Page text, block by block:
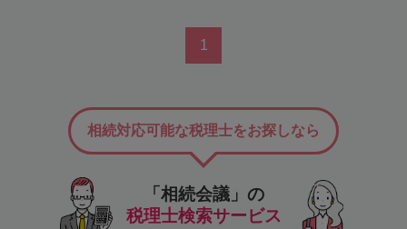
1
「相続会議」の
税理士検索サービス
相続対応可能な税理士をお探しなら